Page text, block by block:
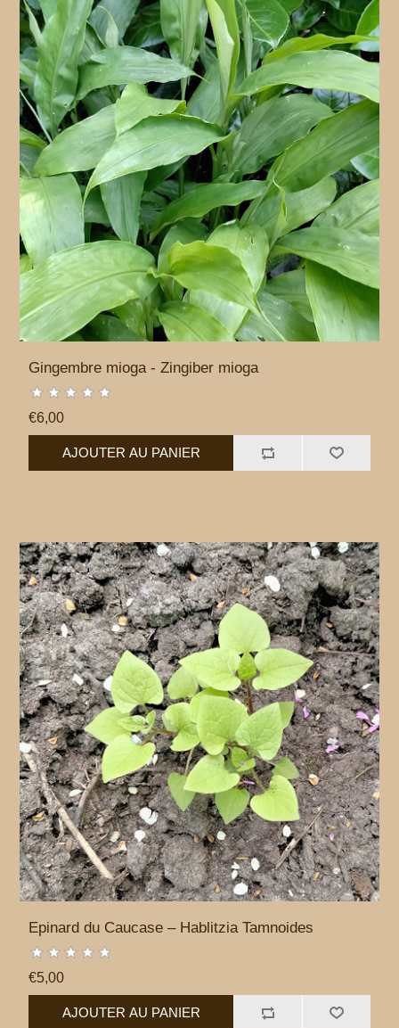
Gingembre mioga - Zingiber mioga
€6,00
Epinard du Caucase – Hablitzia Tamnoides
€5,00